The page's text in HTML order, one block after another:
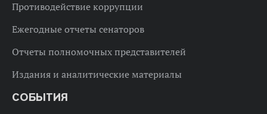
Противодействие коррупции
Ежегодные отчеты сенаторов
Отчеты полномочных представителей
Издания и аналитические материалы
СОБЫТИЯ